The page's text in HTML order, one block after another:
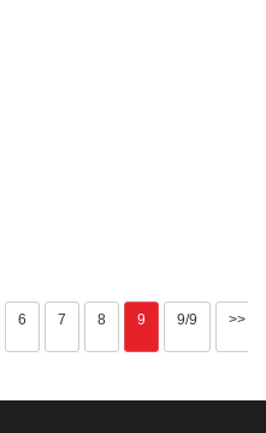
6 7 8 9 9/9 >>